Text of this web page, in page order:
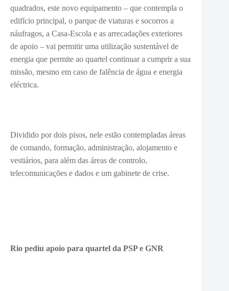
quadrados, este novo equipamento – que contempla o
edifício principal, o parque de viaturas e socorros a
náufragos, a Casa-Escola e as arrecadações exteriores
de apoio – vai permitir uma utilização sustentável de
energia que permite ao quartel continuar a cumprir a sua
missão, mesmo em caso de falência de água e energia
eléctrica.
Dividido por dois pisos, nele estão contempladas áreas
de comando, formação, administração, alojamento e
vestiários, para além das áreas de controlo,
telecomunicações e dados e um gabinete de crise.
Rio pediu apoio para quartel da PSP e GNR